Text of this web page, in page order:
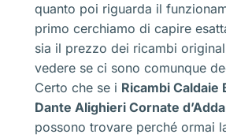
quanto poi riguarda il
primo cerchiamo di capire
sia il prezzo dei ricambi
vedere se ci sono comunque
Certo che se i Ricambi Caldaie
Dante Alighieri Cornate d’Adda
possono trovare perché ormai